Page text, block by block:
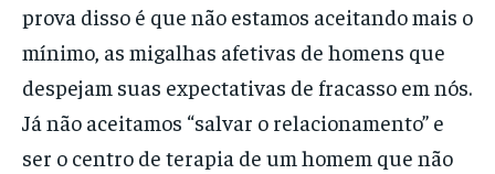
prova disso é que não estamos aceitando mais o
mínimo, as migalhas afetivas de homens que
despejam suas expectativas de fracasso em nós.
Já não aceitamos “salvar o relacionamento” e
ser o centro de terapia de um homem que não